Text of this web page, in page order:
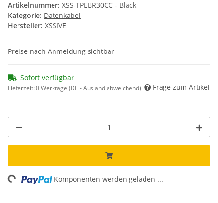
Artikelnummer: XSS-TPEBR30CC - Black
Kategorie: Datenkabel
Hersteller: XSSIVE
Preise nach Anmeldung sichtbar
Sofort verfügbar
Lieferzeit:0 Werktage (DE - Ausland abweichend) Frage zum Artikel
Komponenten werden geladen ...